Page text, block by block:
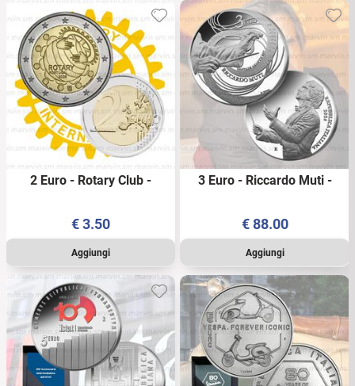
2 Euro - Rotary Club -
€3.50
3 Euro - Riccardo Muti -
€88.00